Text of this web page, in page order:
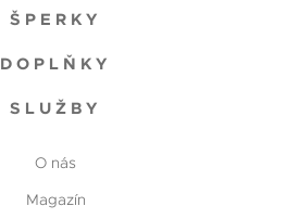
ŠPERKY
DOPLŇKY
SLUŽBY
O nás
Magazín